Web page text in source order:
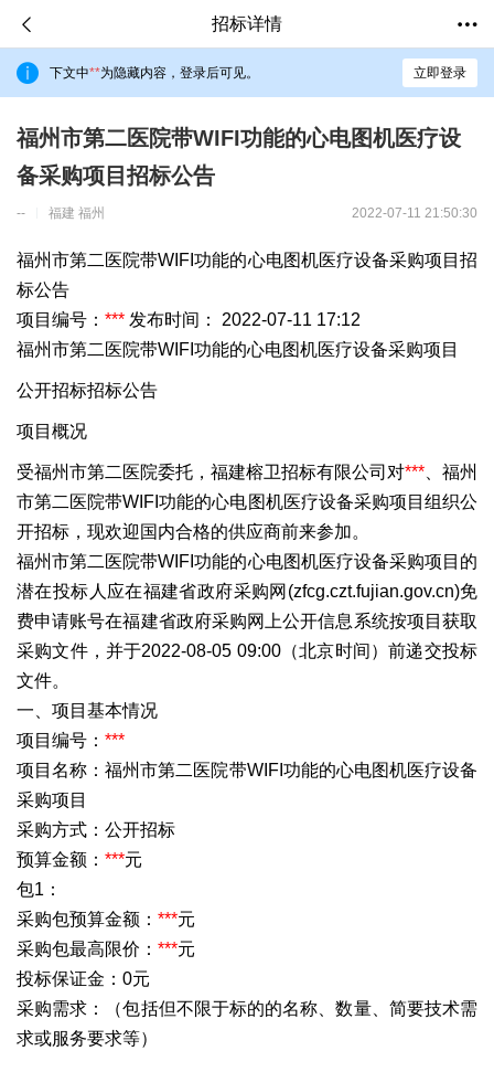
招标详情
下文中**为隐藏内容，登录后可见。 立即登录
福州市第二医院带WIFI功能的心电图机医疗设
备采购项目招标公告
-- 福建 福州 2022-07-11 21:50:30
福州市第二医院带WIFI功能的心电图机医疗设备采购项目招
标公告
项目编号： *** 发布时间： 2022-07-11 17:12
福州市第二医院带WIFI功能的心电图机医疗设备采购项目
公开招标招标公告
项目概况
受福州市第二医院委托，福建榕卫招标有限公司对*** 、福州
市第二医院带WIFI功能的心电图机医疗设备采购项目组织公
开招标，现欢迎国内合格的供应商前来参加。
福州市第二医院带WIFI功能的心电图机医疗设备采购项目的
潜在投标人应在福建省政府采购网(zfcg.czt.fujian.gov.cn)免
费申请账号在福建省政府采购网上公开信息系统按项目获取
采购文件，并于2022-08-05 09:00（北京时间）前递交投标
文件。
一、项目基本情况
项目编号： ***
项目名称：福州市第二医院带WIFI功能的心电图机医疗设备
采购项目
采购方式：公开招标
预算金额： ***元
包1：
采购包预算金额： ***元
采购包最高限价： ***元
投标保证金：0元
采购需求：（包括但不限于标的的名称、数量、简要技术需
求或服务要求等）